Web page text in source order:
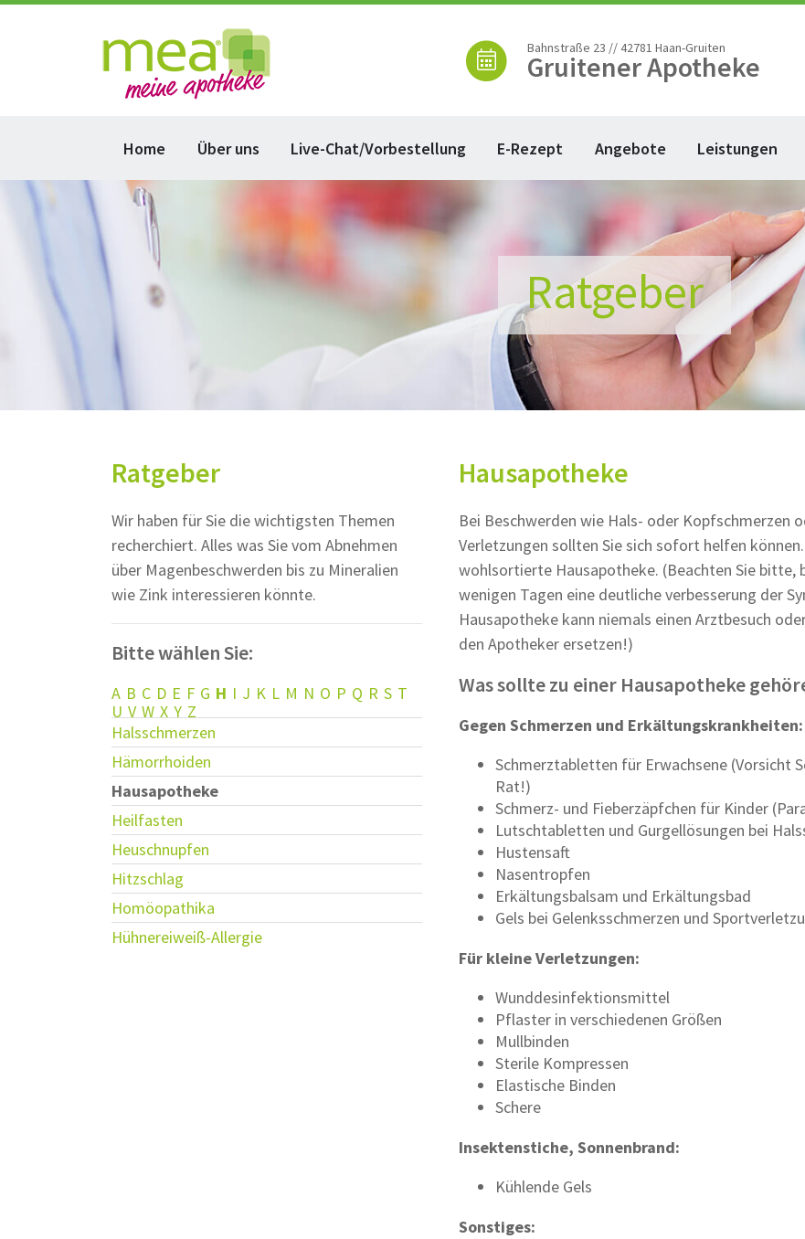
Bahnstraße 23 // 42781 Haan-Gruiten
Gruitener Apotheke
Home Über uns Live-Chat/Vorbestellung E-Rezept Angebote Leistungen
Ratgeber
Ratgeber
Wir haben für Sie die wichtigsten Themen
recherchiert. Alles was Sie vom Abnehmen
über Magenbeschwerden bis zu Mineralien
wie Zink interessieren könnte.
Bitte wählen Sie:
A B C D E F G H I J K L M N O P Q R S T
U V W X Y Z
Halsschmerzen
Hämorrhoiden
Hausapotheke
Heilfasten
Heuschnupfen
Hitzschlag
Homöopathika
Hühnereiweiß-Allergie
Hausapotheke
Bei Beschwerden wie Hals- oder Kopfschmerzen
Verletzungen sollten Sie sich sofort helfen
wohlsortierte Hausapotheke. (Beachten Sie bitte,
wenigen Tagen eine deutliche verbesserung der
Hausapotheke kann niemals einen Arztbesuch
den Apotheker ersetzen!)
Was sollte zu einer Hausapotheke
Gegen Schmerzen und Erkältungskrankheiten:
Schmerztabletten für Erwachsene (Vorsicht
Rat!)
Schmerz- und Fieberzäpfchen für Kinder
Lutschtabletten und Gurgellösungen bei
Hustensaft
Nasentropfen
Erkältungsbalsam und Erkältungsbad
Gels bei Gelenksschmerzen und
Für kleine Verletzungen:
Wunddesinfektionsmittel
Pflaster in verschiedenen Größen
Mullbinden
Sterile Kompressen
Elastische Binden
Schere
Insektenstiche, Sonnenbrand:
Kühlende Gels
Sonstiges: